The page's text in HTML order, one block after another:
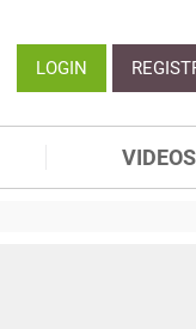
LOGIN
VIDEOS